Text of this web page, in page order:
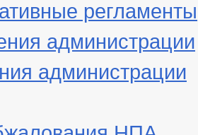
регламенты
администрации
администрации